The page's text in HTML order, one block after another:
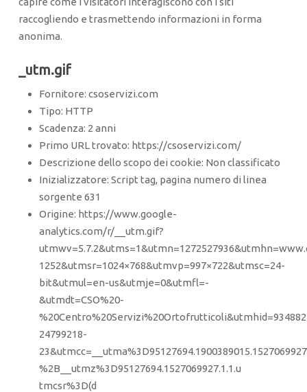
raccogliendo e trasmettendo informazioni in forma
anonima.
_utm.gif
Fornitore: csoservizi.com
Tipo: HTTP
Scadenza: 2 anni
Primo URL trovato: https://csoservizi.com/
Descrizione dello scopo dei cookie: Non classificato
Inizializzatore: Script tag, pagina numero di linea
sorgente 631
Origine: https://www.google-
analytics.com/r/__utm.gif?
1252&utmsr=1024×768&utmvp=997×722&utmsc=24-
bit&utmul=en-us&utmje=0&utmfl=-
&utmdt=CSO%20-
24799218-
%2B__utmz%3D95127694.1527069927.1.1.u
tmcsr%3D(d